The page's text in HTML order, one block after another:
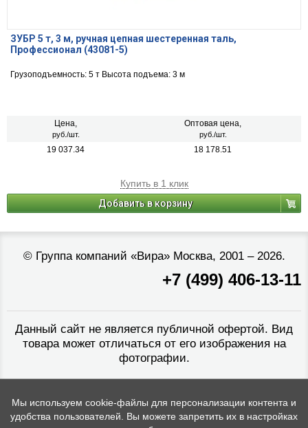
ЗУБР 5 т, 3 м, ручная цепная шестеренная таль,
Профессионал (43081-5)
Грузоподъемность: 5 т Высота подъема: 3 м
Цена,
руб./шт.
Оптовая цена,
руб./шт.
19 037.34 18 178.51
Купить в 1 клик
Добавить в корзину
© Группа компаний «Вира»Москва, 2001 – 2026.
+7 (499) 406-13-11
Данный сайт не является публичной офертой. Вид
товара может отличаться от его изображения на
фотографии.
Мы используем cookie-файлы для персонализации контента и
удобства пользователей. Вы можете запретить их в настройках